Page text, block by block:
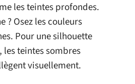
les teintes profondes.
? Osez les couleurs
Pour une silhouette
teintes sombres
visuellement.